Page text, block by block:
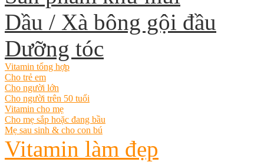
Dầu / Xà bông gội đầu
Dưỡng tóc
Vitamin tổng hợp
Cho trẻ em
Cho người lớn
Cho người trên 50 tuổi
Vitamin cho mẹ
Cho mẹ sắp hoặc đang bầu
Mẹ sau sinh & cho con bú
Vitamin làm đẹp